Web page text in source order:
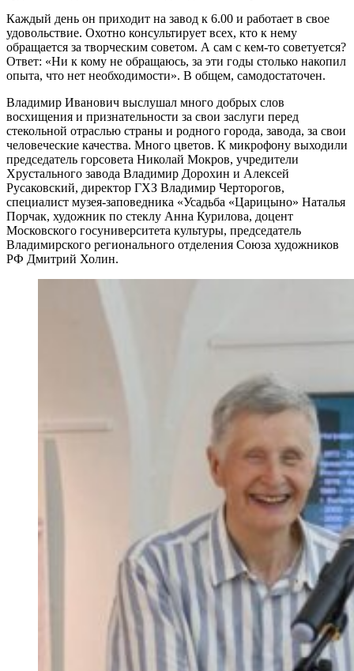
Каждый день он приходит на завод к 6.00 и работает в свое
удовольствие. Охотно консультирует всех, кто к нему
обращается за творческим советом. А сам с кем-то советуется?
Ответ: «Ни к кому не обращаюсь, за эти годы столько накопил
опыта, что нет необходимости». В общем, самодостаточен.
Владимир Иванович выслушал много добрых слов
восхищения и признательности за свои заслуги перед
стекольной отраслью страны и родного города, завода, за свои
человеческие качества. Много цветов. К микрофону выходили
председатель горсовета Николай Мокров, учредители
Хрустального завода Владимир Дорохин и Алексей
Русаковский, директор ГХЗ Владимир Черторогов,
специалист музея-заповедника «Усадьба «Царицыно» Наталья
Порчак, художник по стеклу Анна Курилова, доцент
Московского госуниверситета культуры, председатель
Владимирского регионального отделения Союза художников
РФ Дмитрий Холин.